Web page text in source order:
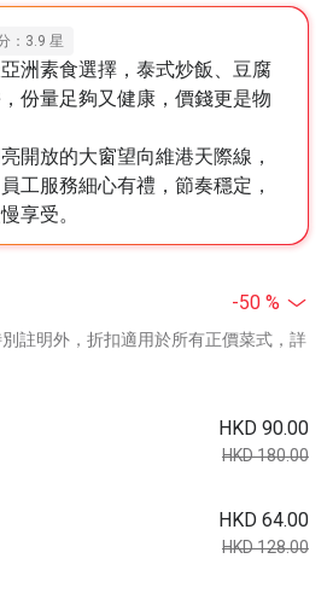
：3.9 星
洲素食選擇，泰式炒飯、豆腐
份量足夠又健康，價錢更是物
開放的大窗望向維港天際線，
工服務細心有禮，節奏穩定，
享受。
-50 %
註明外，折扣適用於所有正價菜式，詳
HKD 90.00
HKD 180.00
HKD 64.00
HKD 128.00